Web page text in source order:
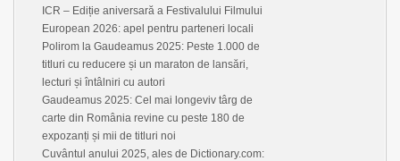
ICR – Ediție aniversară a Festivalului Filmului
European 2026: apel pentru parteneri locali
Polirom la Gaudeamus 2025: Peste 1.000 de
titluri cu reducere și un maraton de lansări,
lecturi și întâlniri cu autori
Gaudeamus 2025: Cel mai longeviv târg de
carte din România revine cu peste 180 de
expozanți și mii de titluri noi
Cuvântul anului 2025, ales de Dictionary.com: